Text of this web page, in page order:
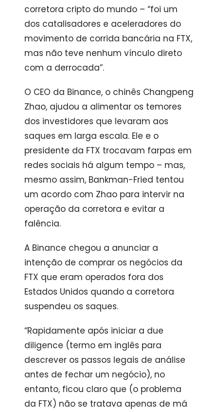
corretora cripto do mundo – “foi um
dos catalisadores e aceleradores do
movimento de corrida bancária na FTX,
mas não teve nenhum vínculo direto
com a derrocada”.
O CEO da Binance, o chinês Changpeng
Zhao, ajudou a alimentar os temores
dos investidores que levaram aos
saques em larga escala. Ele e o
presidente da FTX trocavam farpas em
redes sociais há algum tempo – mas,
mesmo assim, Bankman-Fried tentou
um acordo com Zhao para intervir na
operação da corretora e evitar a
falência.
A Binance chegou a anunciar a
intenção de comprar os negócios da
FTX que eram operados fora dos
Estados Unidos quando a corretora
suspendeu os saques.
“Rapidamente após iniciar a due
diligence (termo em inglês para
descrever os passos legais de análise
antes de fechar um negócio), no
entanto, ficou claro que (o problema
da FTX) não se tratava apenas de má